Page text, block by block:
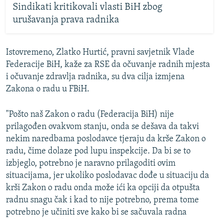
Sindikati kritikovali vlasti BiH zbog
urušavanja prava radnika
Istovremeno, Zlatko Hurtić, pravni savjetnik Vlade
Federacije BiH, kaže za RSE da očuvanje radnih mjesta
i očuvanje zdravlja radnika, su dva cilja izmjena
Zakona o radu u FBiH.
"Pošto naš Zakon o radu (Federacija BiH) nije
prilagođen ovakvom stanju, onda se dešava da takvi
nekim naredbama poslodavce tjeraju da krše Zakon o
radu, čime dolaze pod lupu inspekcije. Da bi se to
izbjeglo, potrebno je naravno prilagoditi ovim
situacijama, jer ukoliko poslodavac dođe u situaciju da
krši Zakon o radu onda može ići ka opciji da otpušta
radnu snagu čak i kad to nije potrebno, prema tome
potrebno je učiniti sve kako bi se sačuvala radna